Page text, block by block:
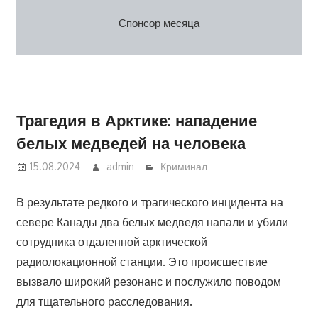
Спонсор месяца
Трагедия в Арктике: нападение
белых медведей на человека
15.08.2024 admin Криминал
В результате редкого и трагического инцидента на
севере Канады два белых медведя напали и убили
сотрудника отдаленной арктической
радиолокационной станции. Это происшествие
вызвало широкий резонанс и послужило поводом
для тщательного расследования.